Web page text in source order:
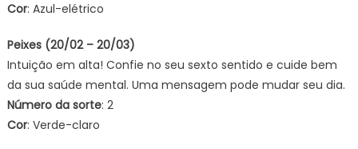
Cor: Azul-elétrico
Peixes (20/02 – 20/03)
Intuição em alta! Confie no seu sexto sentido e cuide bem
da sua saúde mental. Uma mensagem pode mudar seu dia.
Número da sorte: 2
Cor: Verde-claro